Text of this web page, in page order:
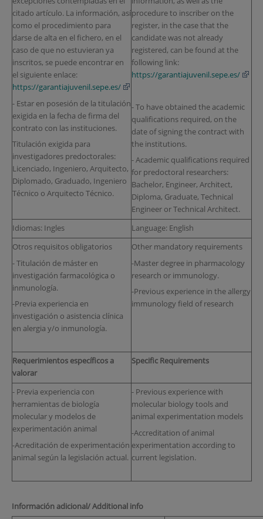
citado artículo. La información, así
como el procedimiento para
darse de alta en el fichero, en el
caso de que no estuvieran ya
inscritos, se puede encontrar en
el siguiente enlace:
https://garantiajuvenil.sepe.es/
- Estar en posesión de la titulación
exigida en la fecha de firma del
contrato con las instituciones.
Titulación exigida para
investigadores predoctorales:
Licenciado, Ingeniero, Arquitecto,
Diplomado, Graduado, Ingeniero
Técnico o Arquitecto Técnico.
procedure to inscriber on the
register, in the case that the
candidate was not already
registered, can be found at the
following link:
https://garantiajuvenil.sepe.es/
- To have obtained the academic
qualifications required, on the
date of signing the contract with
the institutions.
- Academic qualifications required
for predoctoral researchers:
Bachelor, Engineer, Architect,
Diploma, Graduate, Technical
Engineer or Technical Architect.
Idiomas: Ingles
Language: English
Otros requisitos obligatorios
- Titulación de máster en
investigación farmacológica o
inmunología.
-Previa experiencia en
investigación o asistencia clínica
en alergia y/o inmunología.
Other mandatory requirements
-Master degree in pharmacology
research or immunology.
-Previous experience in the allergy
immunology field of research
Requerimientos específicos a
valorar
Specific Requirements
- Previa experiencia con
herramientas de biología
molecular y modelos de
experimentación animal
-Acreditación de experimentación
animal según la legislación actual.
- Previous experience with
molecular biology tools and
animal experimentation models
-Accreditation of animal
experimentation according to
current legislation.
Información adicional/ Additional info